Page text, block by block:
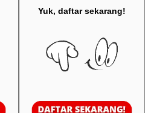
Yuk, daftar sekarang!